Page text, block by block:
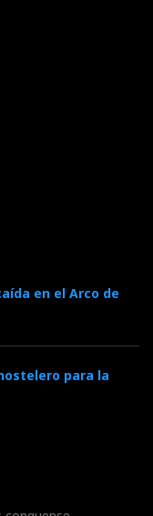
en el Arco de
para la